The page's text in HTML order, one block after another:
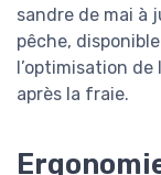
sandre de mai à
pêche,
l’optimisation
après la fraie.